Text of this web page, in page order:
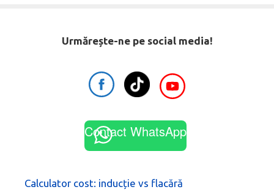
Urmărește-ne pe social media!
Contact WhatsApp
Calculator cost: inducție vs flacără